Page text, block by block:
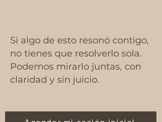
Si algo de esto resonó contigo,
no tienes que resolverlo sola.
Podemos mirarlo juntas, con
claridad y sin juicio.